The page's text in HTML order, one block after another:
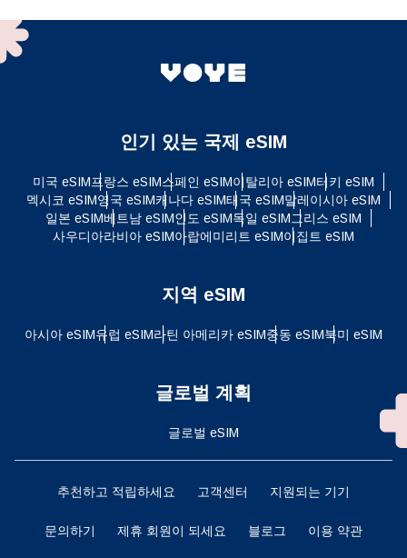
인기 있는 국제 eSIM
미국 eSIM프랑스 eSIM스페인 eSIM이탈리아 eSIM터키 eSIM
멕시코 eSIM영국 eSIM캐나다 eSIM태국 eSIM말레이시아 eSIM
일본 eSIM베트남 eSIM인도 eSIM독일 eSIM그리스 eSIM
사우디아라비아 eSIM아랍에미리트 eSIM이집트 eSIM
지역 eSIM
아시아 eSIM유럽 ​​eSIM라틴 아메리카 eSIM중동 eSIM북미 eSIM
글로벌 계획
글로벌 eSIM
추천하고 적립하세요 고객센터 지원되는 기기
문의하기 제휴 회원이 되세요 블로그 이용 약관